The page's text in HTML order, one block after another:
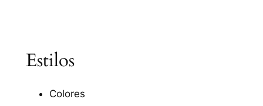
Estilos
Colores